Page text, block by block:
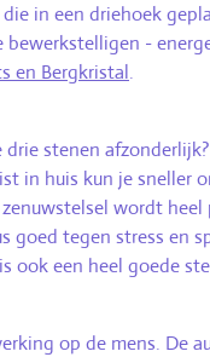
in een driehoek
-
en Bergkristal.
stenen afzonderlijk?
in huis kun je sneller
wordt
goed tegen stress en
ook een heel goede
op de mens. De